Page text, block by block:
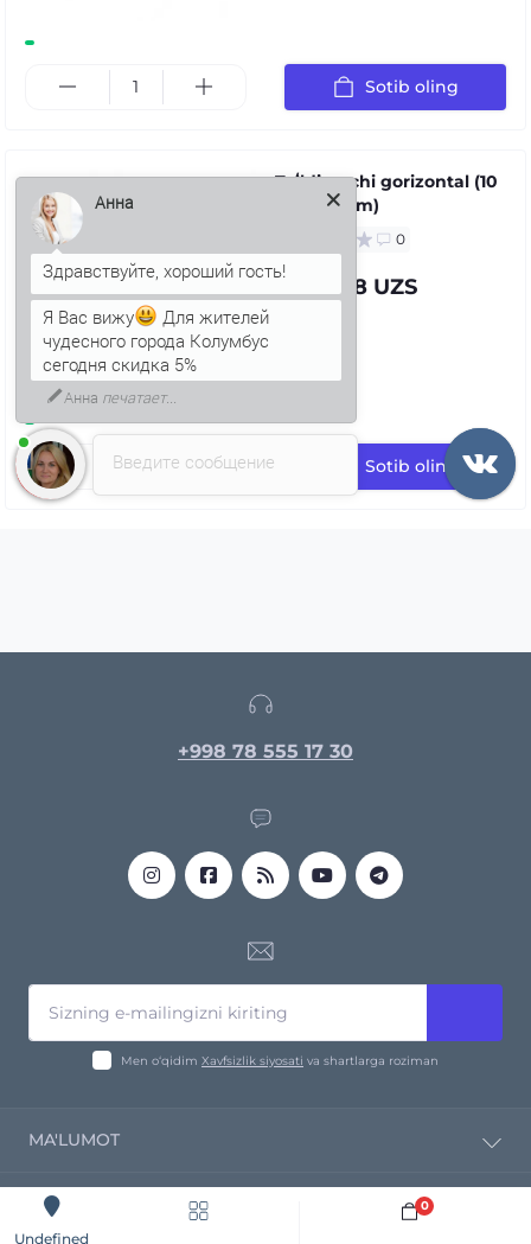
Undefined
0
Sotib oling
Sotib oling
Toʻldiruvchi gorizontal (10
mm x 30 m)
0
7 436.28 UZS
Sotib oling
+998 78 555 17 30
Men o‘qidim Xavfsizlik siyosati va shartlarga roziman
MA'LUMOT
Kompaniya haqida
Yetkazib bermoq
Введите сообщение
Анна
Я Вас вижу
Для жителей
чудесного города Колумбус
сегодня скидка 5%
Анна печатает...